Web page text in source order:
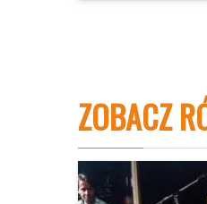
ZOBACZ